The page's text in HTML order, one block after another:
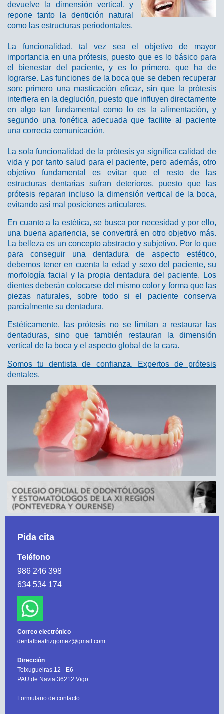
devuelve la dimensión vertical, y
repone tanto la dentición natural
como las estructuras periodontales.
La funcionalidad, tal vez sea el objetivo de mayor
importancia en una prótesis, puesto que es lo básico para
el bienestar del paciente, y es lo primero, que ha de
lograrse. Las funciones de la boca que se deben recuperar
son: primero una masticación eficaz, sin que la prótesis
interfiera en la deglución, puesto que influyen directamente
en algo tan fundamental como lo es la alimentación, y
segundo una fonética adecuada que facilite al paciente
una correcta comunicación.
La sola funcionalidad de la prótesis ya significa calidad de
vida y por tanto salud para el paciente, pero además, otro
objetivo fundamental es evitar que el resto de las
estructuras dentarias sufran deterioros, puesto que las
prótesis reparan incluso la dimensión vertical de la boca,
evitando así mal posiciones articulares.
En cuanto a la estética, se busca por necesidad y por ello,
una buena apariencia, se convertirá en otro objetivo más.
La belleza es un concepto abstracto y subjetivo. Por lo que
para conseguir una dentadura de aspecto estético,
debemos tener en cuenta la edad y sexo del paciente, su
morfología facial y la propia dentadura del paciente. Los
dientes deberán colocarse del mismo color y forma que las
piezas naturales, sobre todo si el paciente conserva
parcialmente su dentadura.
Estéticamente, las prótesis no se limitan a restaurar las
dentaduras, sino que también restauran la dimensión
vertical de la boca y el aspecto global de la cara.
Somos tu dentista de confianza. Expertos de prótesis
dentales.
Pida cita
Teléfono
986 246 398
634 534 174
Correo electrónico
dentalbeatrizgomez@gmail.com
Dirección
Teixugueiras 12 - E6
PAU de Navia 36212 Vigo
Formulario de contacto